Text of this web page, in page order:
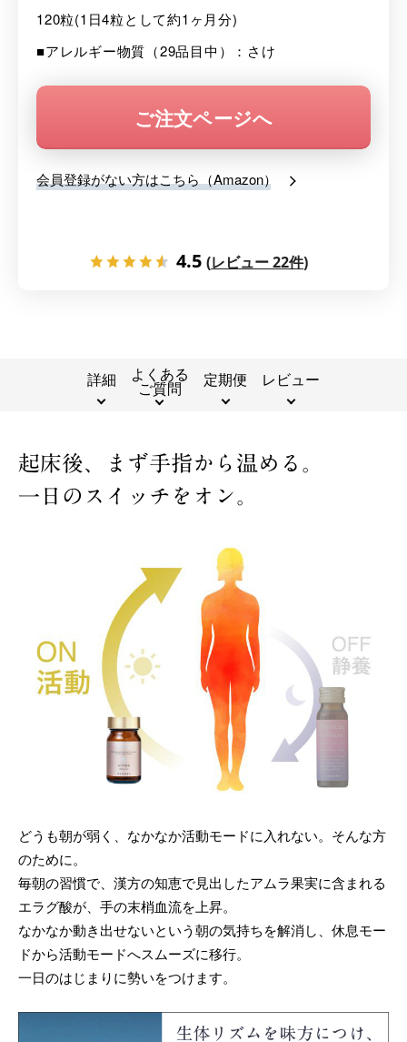
120粒(1日4粒として約1ヶ月分)
■アレルギー物質（29品目中）：さけ
ご注文ページへ
会員登録がない方はこちら（Amazon）
4.5 (レビュー 22件)
詳細 よくある
ご質問 定期便 レビュー
起床後、まず手指から温める。
一日のスイッチをオン。
どうも朝が弱く、なかなか活動モードに入れない。そんな方
のために。
毎朝の習慣で、漢方の知恵で見出したアムラ果実に含まれる
エラグ酸が、手の末梢血流を上昇。
なかなか動き出せないという朝の気持ちを解消し、休息モー
ドから活動モードへスムーズに移行。
一日のはじまりに勢いをつけます。